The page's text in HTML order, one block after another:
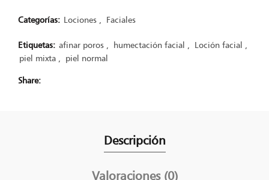
Categorías: Lociones Faciales
Etiquetas: afinar poros humectación facial Loción facial
piel mixta
piel normal
Share
Descripción
Valoraciones (0)